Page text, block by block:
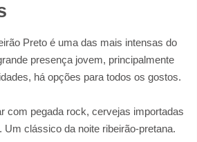
Preto é uma das mais intensas do
presença jovem, principalmente
há opções para todos os gostos.
com pegada rock, cervejas importadas
Um clássico da noite ribeirão-pretana.